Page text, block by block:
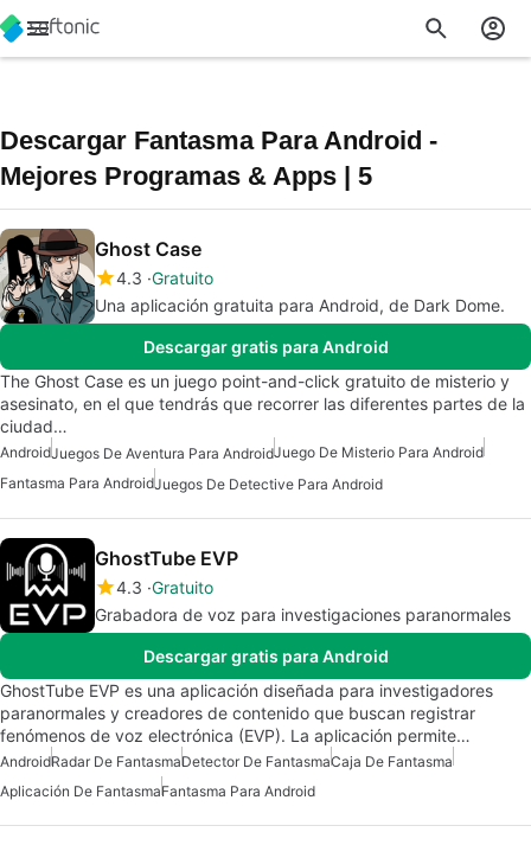
Descargar Fantasma Para Android -
Mejores Programas & Apps | 5
Ghost Case
4.3 Gratuito
Una aplicación gratuita para Android, de Dark Dome.
Descargar gratis para Android
The Ghost Case es un juego point-and-click gratuito de misterio y
asesinato, en el que tendrás que recorrer las diferentes partes de la
ciudad…
AndroidJuegos De Aventura Para AndroidJuego De Misterio Para Android
Fantasma Para AndroidJuegos De Detective Para Android
GhostTube EVP
4.3 Gratuito
Grabadora de voz para investigaciones paranormales
Descargar gratis para Android
GhostTube EVP es una aplicación diseñada para investigadores
paranormales y creadores de contenido que buscan registrar
fenómenos de voz electrónica (EVP). La aplicación permite…
AndroidRadar De FantasmaDetector De FantasmaCaja De Fantasma
Aplicación De FantasmaFantasma Para Android